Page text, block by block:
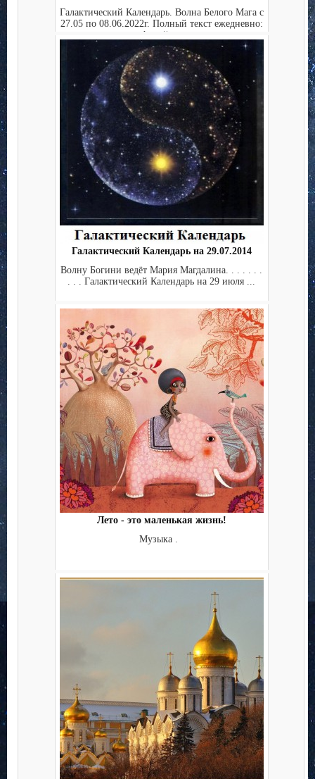
Галактический Календарь. Волна Белого Мага с
27.05 по 08.06.2022г. Полный текст ежедневно:
http://s...
Галактический Календарь на 29.07.2014
Волну Богини ведёт Мария Магдалина. . . . . . .
. . . Галактический Календарь на 29 июля ...
Лето - это маленькая жизнь!
Музыка .